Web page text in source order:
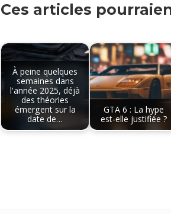
Ces articles
À peine quelques
semaines dans
l'année 2025, déjà
des théories
émergent sur la
date de…
GTA 6 : La hype
est-elle justifiée ?